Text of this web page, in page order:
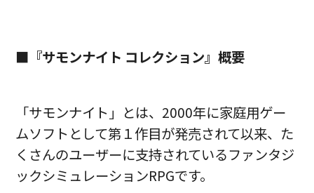
■『サモンナイト コレクション』概要
「サモンナイト」とは、2000年に家庭用ゲー
ムソフトとして第１作目が発売されて以来、た
くさんのユーザーに支持されているファンタジ
ックシミュレーションRPGです。